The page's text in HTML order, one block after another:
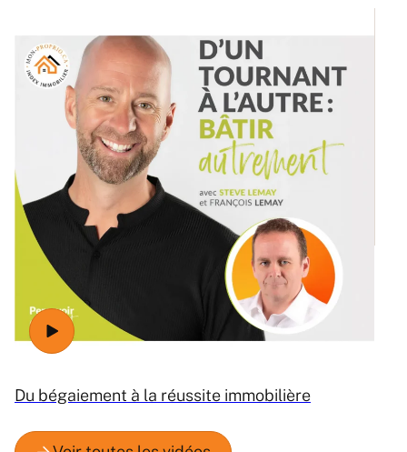
Du bégaiement à la réussite immobilière